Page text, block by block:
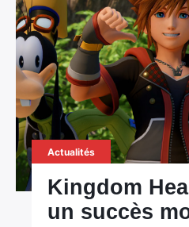
Actualités
Kingdom
un succès